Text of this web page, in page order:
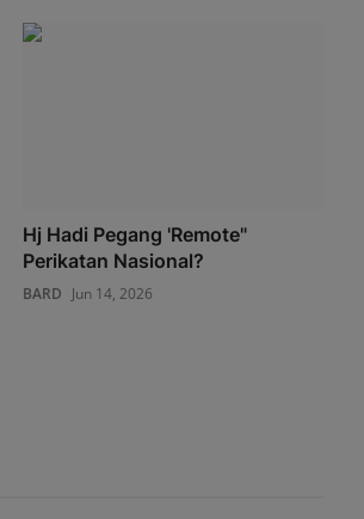
Hj Hadi Pegang 'Remote"
Perikatan Nasional?
BARD Jun 14, 2026